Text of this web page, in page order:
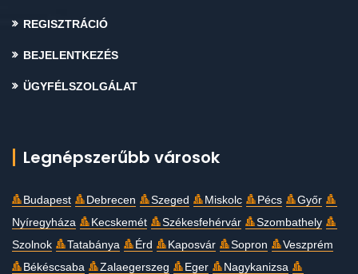
REGISZTRÁCIÓ
BEJELENTKEZÉS
ÜGYFÉLSZOLGÁLAT
Legnépszerűbb városok
Budapest Debrecen Szeged Miskolc Pécs
Győr
Nyíregyháza
Kecskemét Székesfehérvár
Szombathely
Szolnok
Tatabánya Érd Kaposvár Sopron
Veszprém
Békéscsaba
Zalaegerszeg Eger
Nagykanizsa